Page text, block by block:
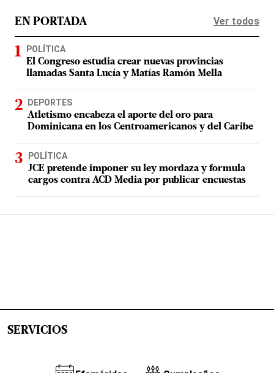
EN PORTADA Ver todos
POLÍTICA
El Congreso estudia crear nuevas provincias
llamadas Santa Lucía y Matías Ramón Mella
DEPORTES
Atletismo encabeza el aporte del oro para
Dominicana en los Centroamericanos y del Caribe
POLÍTICA
JCE pretende imponer su ley mordaza y formula
cargos contra ACD Media por publicar encuestas
SERVICIOS